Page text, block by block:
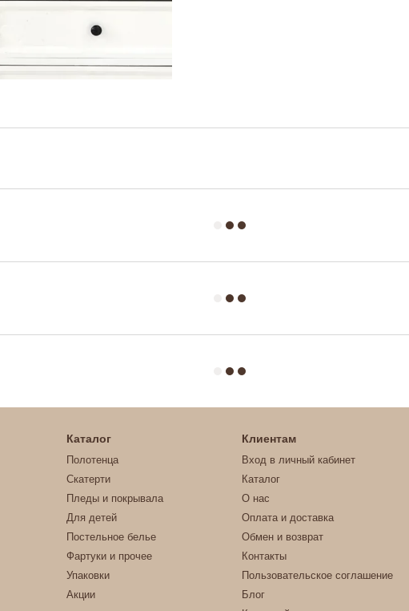
Каталог
Полотенца
Скатерти
Пледы и покрывала
Для детей
Постельное белье
Фартуки и прочее
Упаковки
Акции
Клиентам
Вход в личный кабинет
Каталог
О нас
Оплата и доставка
Обмен и возврат
Контакты
Пользовательское соглашение
Блог